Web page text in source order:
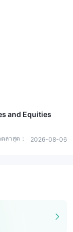
and Equities
ล่าสุด： 2026-08-06